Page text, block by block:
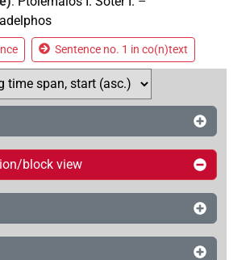
Sentence no. 1 in co(n)text
block view